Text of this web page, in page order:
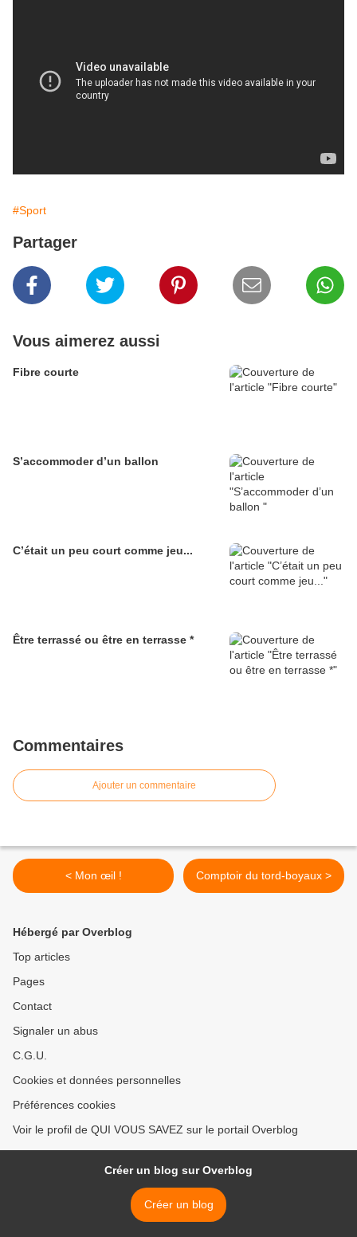
#Sport
Partager
Vous aimerez aussi
Fibre courte
S’accommoder d’un ballon
C’était un peu court comme jeu...
Être terrassé ou être en terrasse *
Commentaires
Ajouter un commentaire
< Mon œil ! Comptoir du tord-boyaux >
Hébergé par Overblog
Top articles
Pages
Contact
Signaler un abus
C.G.U.
Cookies et données personnelles
Préférences cookies
Voir le profil de QUI VOUS SAVEZ sur le portail Overblog
Créer un blog sur Overblog
Créer un blog